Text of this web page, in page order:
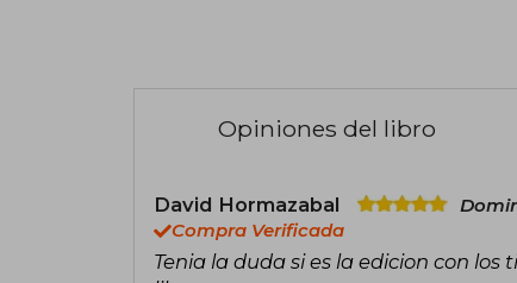
Opiniones del libro
David Hormazabal
Compra Verificada
Tenia la duda si es la edicion con los